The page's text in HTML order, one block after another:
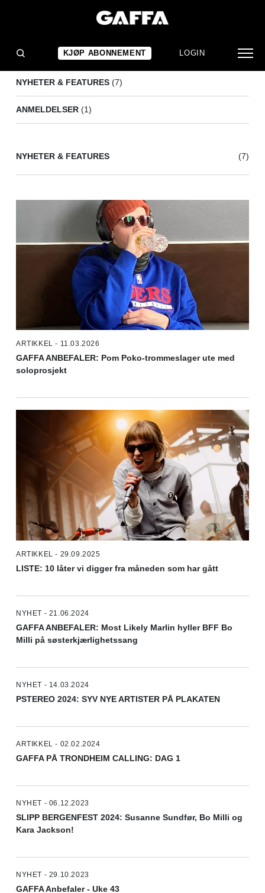
KJØP ABONNEMENT LOGIN
NYHETER & FEATURES (7)
ANMELDELSER (1)
NYHETER & FEATURES (7)
ARTIKKEL - 11.03.2026
GAFFA ANBEFALER: Pom Poko-trommeslager ute med
soloprosjekt
ARTIKKEL - 29.09.2025
LISTE: 10 låter vi digger fra måneden som har gått
NYHET - 21.06.2024
GAFFA ANBEFALER: Most Likely Marlin hyller BFF Bo
Milli på søsterkjærlighetssang
NYHET - 14.03.2024
PSTEREO 2024: SYV NYE ARTISTER PÅ PLAKATEN
ARTIKKEL - 02.02.2024
GAFFA PÅ TRONDHEIM CALLING: DAG 1
NYHET - 06.12.2023
SLIPP BERGENFEST 2024: Susanne Sundfør, Bo Milli og
Kara Jackson!
NYHET - 29.10.2023
GAFFA Anbefaler - Uke 43